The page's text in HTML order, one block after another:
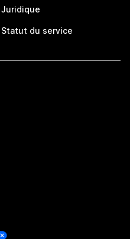
Juridique
Statut du service